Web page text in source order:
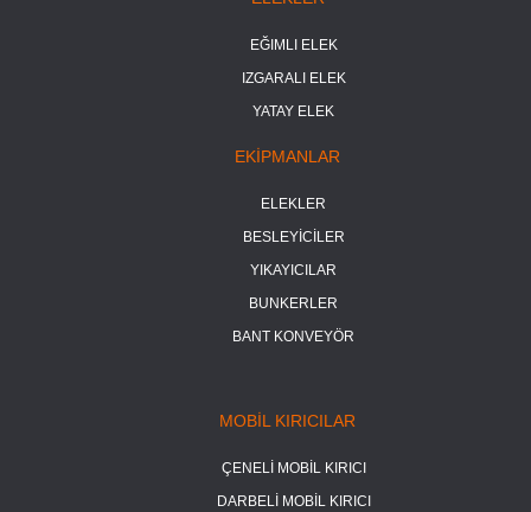
EĞIMLI ELEK
IZGARALI ELEK
YATAY ELEK
EKİPMANLAR
ELEKLER
BESLEYİCİLER
YIKAYICILAR
BUNKERLER
BANT KONVEYÖR
MOBİL KIRICILAR
ÇENELİ MOBİL KIRICI
DARBELİ MOBİL KIRICI